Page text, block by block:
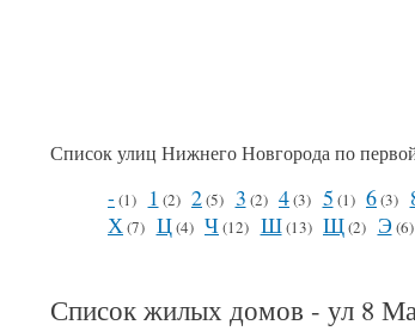
Список улиц Нижнего Новгорода по
-(1) 1 (2) 2(5) 3 (2) 4(3) 5 (1) 6(3)
Х (7) Ц(4) Ч (12) Ш(13) Щ(2) Э(6)
Список жилых домов - ул 8